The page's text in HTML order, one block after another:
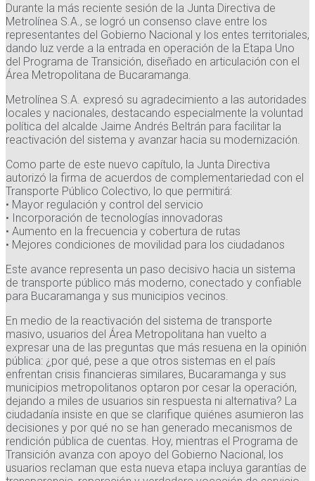
Durante la más reciente sesión de la Junta Directiva de
Metrolínea S.A., se logró un consenso clave entre los
representantes del Gobierno Nacional y los entes territoriales,
dando luz verde a la entrada en operación de la Etapa Uno
del Programa de Transición, diseñado en articulación con el
Área Metropolitana de Bucaramanga.
Metrolínea S.A. expresó su agradecimiento a las autoridades
locales y nacionales, destacando especialmente la voluntad
política del alcalde Jaime Andrés Beltrán para facilitar la
reactivación del sistema y avanzar hacia su modernización.
Como parte de este nuevo capítulo, la Junta Directiva
autorizó la firma de acuerdos de complementariedad con el
Transporte Público Colectivo, lo que permitirá:
• Mayor regulación y control del servicio
• Incorporación de tecnologías innovadoras
• Aumento en la frecuencia y cobertura de rutas
• Mejores condiciones de movilidad para los ciudadanos
Este avance representa un paso decisivo hacia un sistema
de transporte público más moderno, conectado y confiable
para Bucaramanga y sus municipios vecinos.
En medio de la reactivación del sistema de transporte
masivo, usuarios del Área Metropolitana han vuelto a
expresar una de las preguntas que más resuena en la opinión
pública: ¿por qué, pese a que otros sistemas en el país
enfrentan crisis financieras similares, Bucaramanga y sus
municipios metropolitanos optaron por cesar la operación,
dejando a miles de usuarios sin respuesta ni alternativa? La
ciudadanía insiste en que se clarifique quiénes asumieron las
decisiones y por qué no se han generado mecanismos de
rendición pública de cuentas. Hoy, mientras el Programa de
Transición avanza con apoyo del Gobierno Nacional, los
usuarios reclaman que esta nueva etapa incluya garantías de